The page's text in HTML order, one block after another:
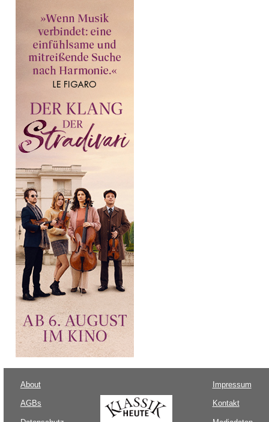
About
AGBs
Impressum
Kontakt